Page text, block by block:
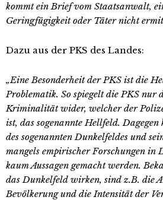
kommt ein Brief vom Staatsanwalt,
Geringfügigkeit oder Täter nicht
Dazu aus der PKS des Landes:
„Eine Besonderheit der PKS ist die
Problematik. So spiegelt die PKS nur
Kriminalität wider, welcher der
ist, das sogenannte Hellfeld.
des sogenannten Dunkelfeldes und
mangels empirischer Forschungen in
kaum Aussagen gemacht werden.
das Dunkelfeld wirken, sind z.B. die
Bevölkerung und die Intensität der